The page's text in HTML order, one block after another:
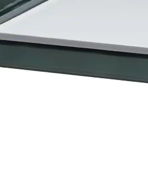
modern masa düzeninizi şık
Seti Detayları ve
KÜRDAN seti, yüksek kaliteli
ile Şık ve Fonksiyonel
ve fonksiyonelliğiyle masa